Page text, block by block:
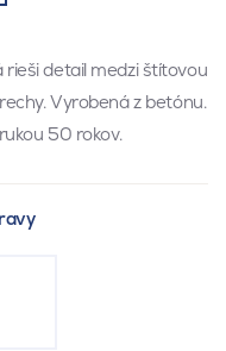
detail medzi štítovou
Vyrobená z betónu.
50 rokov.